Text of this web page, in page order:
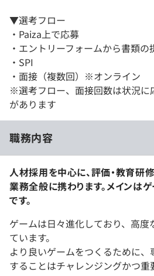
▼選考フロー
・Paiza上で応募
・エントリーフォームから書類の
・SPI
・面接（複数回）※オンライン
※選考フロー、面接回数は状況に
があります
職務内容
人材採用を中心に、評価・教育研
業務全般に携わります。メインは
です。
ゲームは日々進化しており、高
ています。
より良いゲームをつくるために
することはチャレンジングかつ重